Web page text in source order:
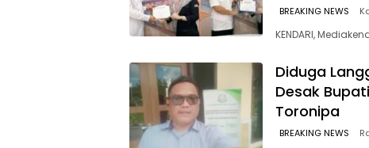
BREAKING NEWS
KENDARI,
Diduga
Desak
Toronipa
BREAKING NEWS